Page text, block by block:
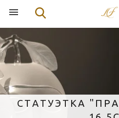
СТАТУЭТКА